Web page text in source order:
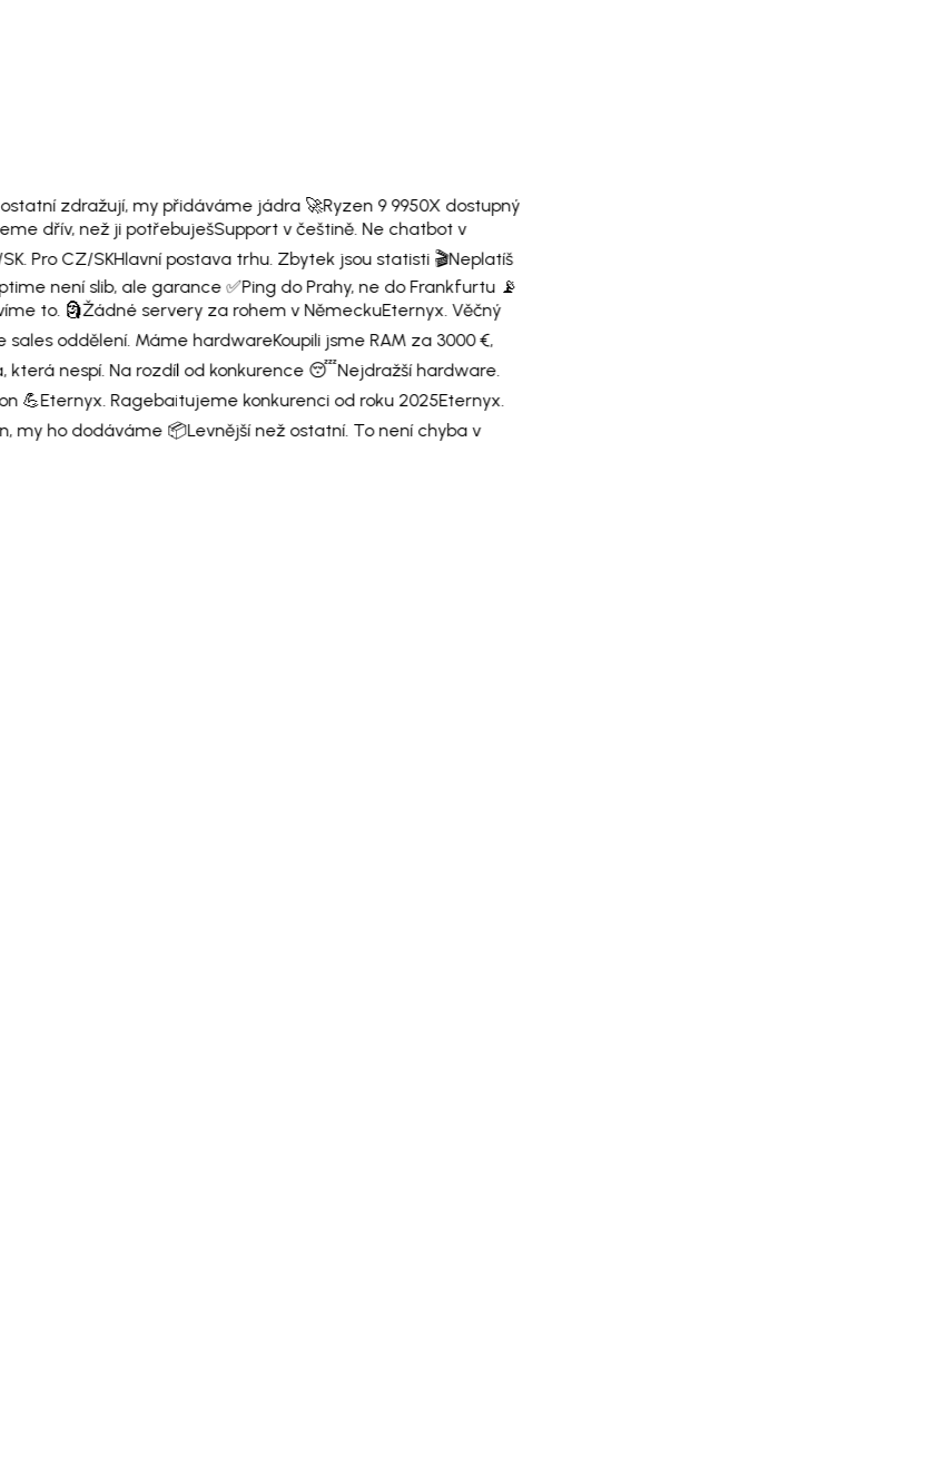
zdražují, my přidáváme jádra 🚀Ryzen 9 9950X dostupný
dřív, než ji potřebuješSupport v češtině. Ne chatbot v
Pro CZ/SKHlavní postava trhu. Zbytek jsou statisti 🎬Neplatíš
není slib, ale garance ✅Ping do Prahy, ne do Frankfurtu 📡
to. 🗿Žádné servery za rohem v NěmeckuEternyx. Věčný
oddělení. Máme hardwareKoupili jsme RAM za 3000 €,
která nespí. Na rozdíl od konkurence 😴Nejdražší hardware.
💪Eternyx. Ragebaitujeme konkurenci od roku 2025Eternyx.
my ho dodáváme 📦Levnější než ostatní. To není chyba v